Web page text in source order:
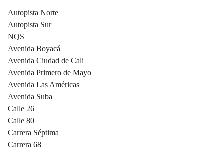
Autopista Norte
Autopista Sur
NQS
Avenida Boyacá
Avenida Ciudad de Cali
Avenida Primero de Mayo
Avenida Las Américas
Avenida Suba
Calle 26
Calle 80
Carrera Séptima
Carrera 68